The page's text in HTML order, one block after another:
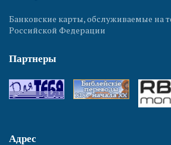
Банковские карты, обслуживаемые на
Российской Федерации
Партнеры
Адрес